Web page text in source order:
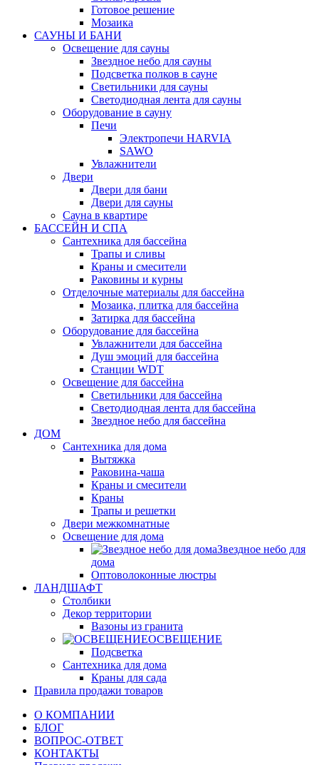
Готовое решение
Мозаика
САУНЫ И БАНИ
Освещение для сауны
Звездное небо для сауны
Подсветка полков в сауне
Светильники для сауны
Светодиодная лента для сауны
Оборудование в сауну
Печи
Электропечи HARVIA
SAWO
Увлажнители
Двери
Двери для бани
Двери для сауны
Сауна в квартире
БАССЕЙН И СПА
Сантехника для бассейна
Трапы и сливы
Краны и смесители
Раковины и курны
Отделочные материалы для бассейна
Мозаика, плитка для бассейна
Затирка для бассейна
Оборудование для бассейна
Увлажнители для бассейна
Душ эмоций для бассейна
Станции WDT
Освещение для бассейна
Светильники для бассейна
Светодиодная лента для бассейна
Звездное небо для бассейна
ДОМ
Сантехника для дома
Вытяжка
Раковина-чаша
Краны и смесители
Краны
Трапы и решетки
Двери межкомнатные
Освещение для дома
Звездное небо для
дома
Оптоволоконные люстры
ЛАНДШАФТ
Столбики
Декор территории
Вазоны из гранита
ОСВЕЩЕНИЕ
Подсветка
Сантехника для дома
Краны для сада
Правила продажи товаров
О КОМПАНИИ
БЛОГ
ВОПРОС-ОТВЕТ
КОНТАКТЫ